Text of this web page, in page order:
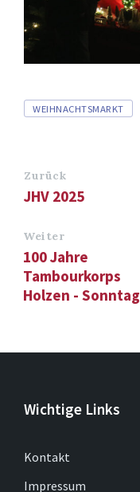
Tags
WEIHNACHTSMARKT
Zurück
JHV 2025
Weiter
100 Jahre
Tambourkorps
Holzen - Sonntag
Wichtige Links
Kontakt
Impressum